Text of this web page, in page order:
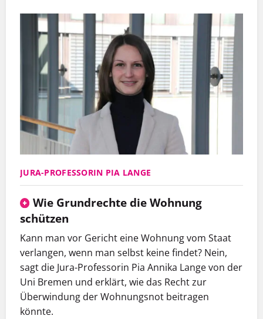
JURA-PROFESSORIN PIA LANGE
Wie Grundrechte die Wohnung
schützen
Kann man vor Gericht eine Wohnung vom Staat
verlangen, wenn man selbst keine findet? Nein,
sagt die Jura-Professorin Pia Annika Lange von der
Uni Bremen und erklärt, wie das Recht zur
Überwindung der Wohnungsnot beitragen
könnte.